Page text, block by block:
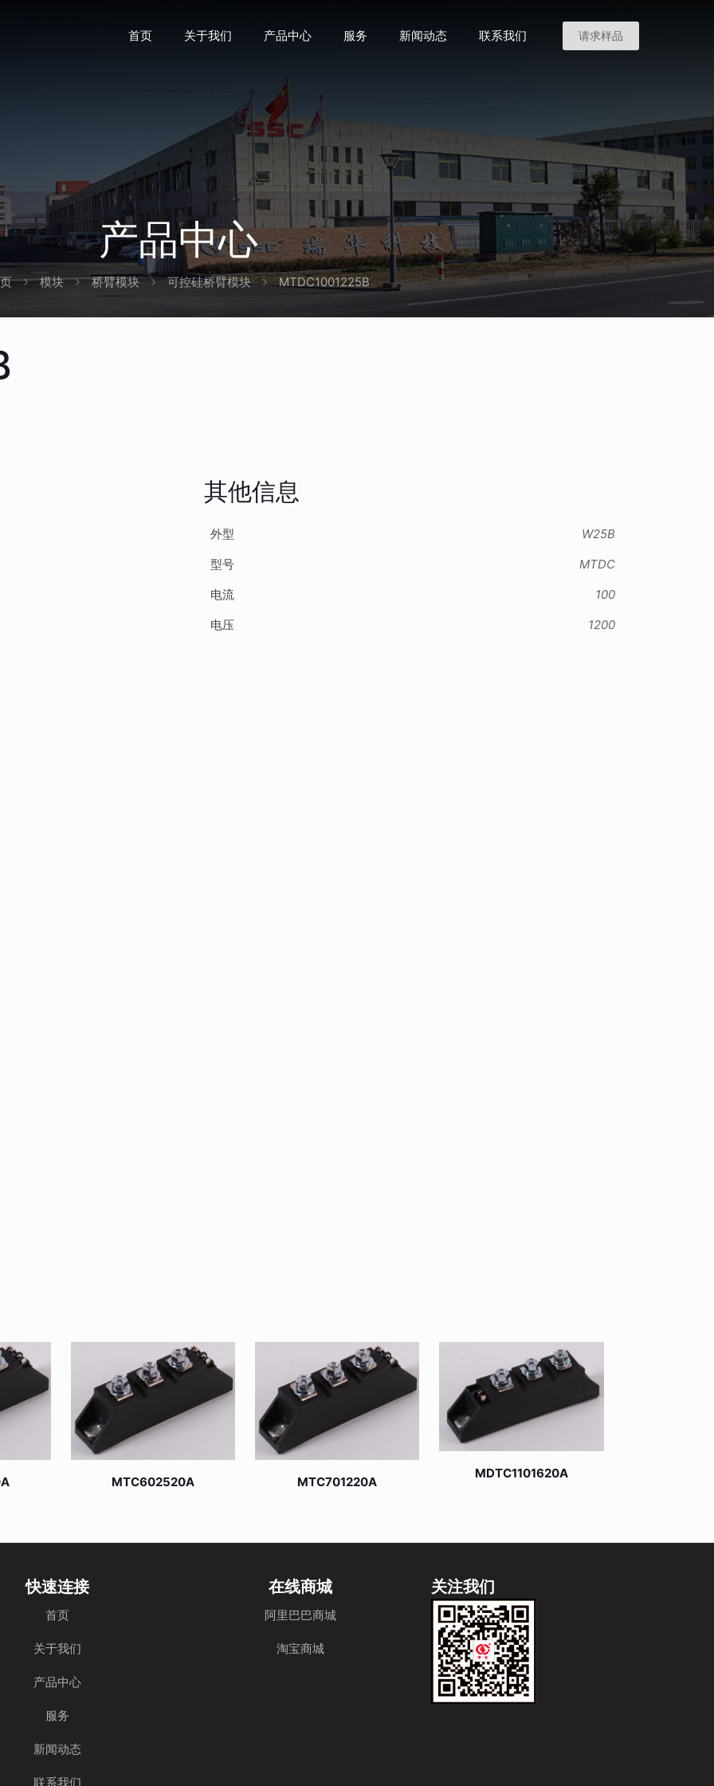
首页 关于我们 产品中心 服务 新闻动态 联系我们 请求样品
产品中心
模块 桥臂模块 可控硅桥臂模块 MTDC1001225B
其他信息
外型
W25B
型号
MTDC
电流
100
电压
1200
MTC602520A MTC701220A
MDTC1101620A
快速连接
首页
关于我们
产品中心
服务
新闻动态
联系我们
在线商城
阿里巴巴商城
淘宝商城
关注我们